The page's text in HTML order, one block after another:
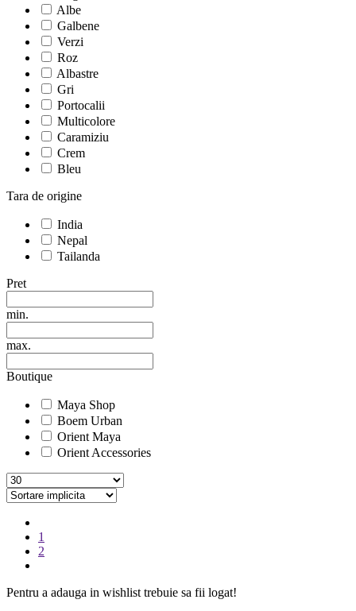
Albe
Galbene
Verzi
Roz
Albastre
Gri
Portocalii
Multicolore
Caramiziu
Crem
Bleu
Tara de origine
India
Nepal
Tailanda
Pret
min.
max.
Boutique
Maya Shop
Boem Urban
Orient Maya
Orient Accessories
1
2
Pentru a adauga in wishlist trebuie sa fii logat!